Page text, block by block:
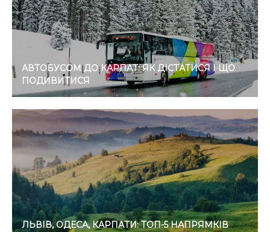
АВТОБУСОМ ДО КАРПАТ: ЯК ДІСТАТИСЯ І ЩО
ПОДИВИТИСЯ
ЛЬВІВ, ОДЕСА, КАРПАТИ: ТОП-5 НАПРЯМКІВ